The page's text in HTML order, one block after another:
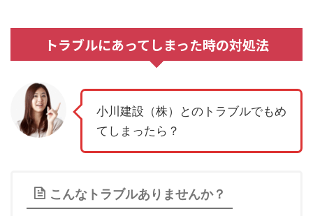
トラブルにあってしまった時の対処法
小川建設（株）とのトラブルでもめ
てしまったら？
こんなトラブルありませんか？